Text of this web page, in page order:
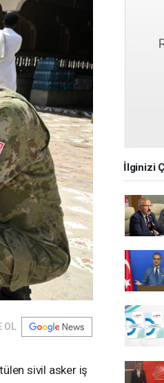
OL
sivil asker iş
İlginizi